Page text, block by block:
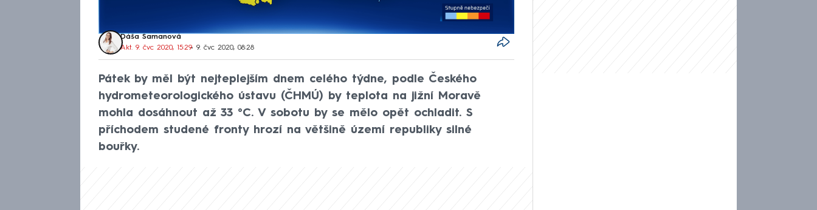
Dáša Šamanová
Akt. 9. čvc 2020, 15:29• 9. čvc 2020, 08:28
Pátek by měl být nejteplejším dnem celého týdne, podle Českého
hydrometeorologického ústavu (ČHMÚ) by teplota na jižní Moravě
mohla dosáhnout až 33 °C. V sobotu by se mělo opět ochladit. S
příchodem studené fronty hrozí na většině území republiky silné
bouřky.